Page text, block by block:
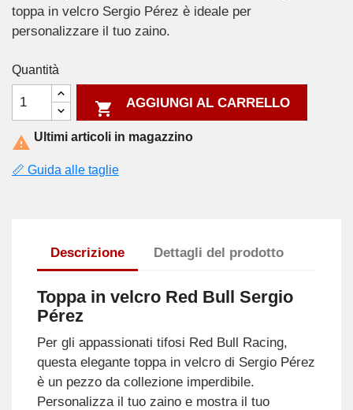
toppa in velcro Sergio Pérez è ideale per
personalizzare il tuo zaino.
Quantità
 AGGIUNGI AL CARRELLO
 Ultimi articoli in magazzino
📏 Guida alle taglie
Descrizione Dettagli del prodotto
Toppa in velcro Red Bull Sergio
Pérez
Per gli appassionati tifosi Red Bull Racing,
questa elegante toppa in velcro di Sergio Pérez
è un pezzo da collezione imperdibile.
Personalizza il tuo zaino e mostra il tuo